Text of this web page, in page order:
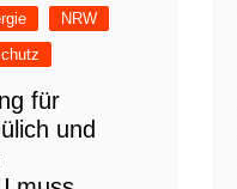
NRW
für
und